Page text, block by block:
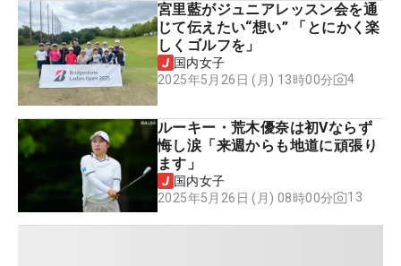
宮里藍がジュニアレッスン会を通
じて伝えたい“想い” 「とにかく楽
しくゴルフを」
国内女子
2025年5月26日 (月) 13時00分
4
ルーキー・荒木優奈は初Vならず
悔し涙「来週からも地道に頑張り
ます」
国内女子
2025年5月26日 (月) 08時00分
13